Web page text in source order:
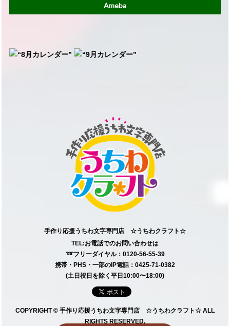
Ameba
手作り応援うちわ文字専門店 ☆うちわクラフト☆
TEL:お電話でのお問い合わせは
➿フリーダイヤル：0120-56-55-39
携帯・PHS・一部のIP電話：0425-71-0382
(土日祝日を除く平日10:00〜18:00)
COPYRIGHT © 手作り応援うちわ文字専門店 ☆うちわクラフト☆ ALL
RIGHTS RESERVED.